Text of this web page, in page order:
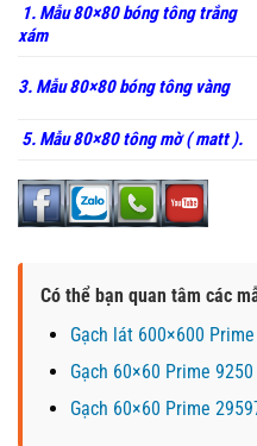
1. Mẫu 80×80 bóng tông trắng
xám
3. Mẫu 80×80 bóng tông vàng
5. Mẫu 80×80 tông mờ ( matt ).
Có thể bạn quan tâm các
Gạch lát 600×600
Gạch 60×60 Prime 9250
Gạch 60×60 Prime